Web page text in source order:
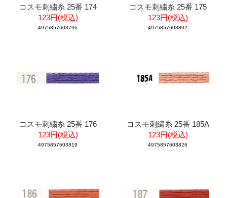
コスモ刺繍糸 25番 174
123円(税込)
4975857603796
コスモ刺繍糸 25番 175
123円(税込)
4975857603802
コスモ刺繍糸 25番 176
123円(税込)
4975857603819
コスモ刺繍糸 25番 185A
123円(税込)
4975857603826